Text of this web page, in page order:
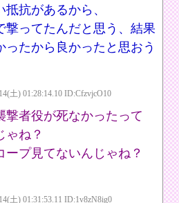
抗があるから、
撃ってたんだと思う、結果
ったから良かったと思おう
土) 01:28:14.10 ID:CfzvjcO10
撃者役が死なかったって
ゃね？
ープ見てないんじゃね？
土) 01:31:53.11 ID:1v8zN8ig0